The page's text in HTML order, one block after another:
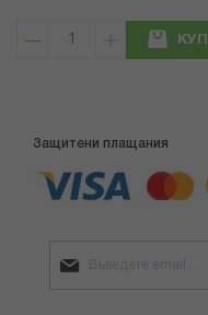
Защитени плащания